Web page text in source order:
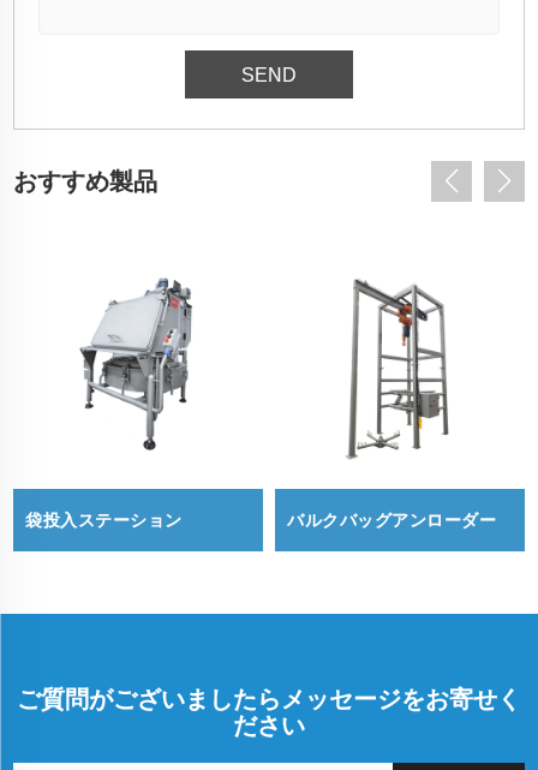
おすすめ製品
袋投入ステーション バルクバッグアンローダー
ご質問がございましたらメッセージをお寄せく
ださい